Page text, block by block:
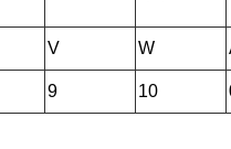
V W
9 10